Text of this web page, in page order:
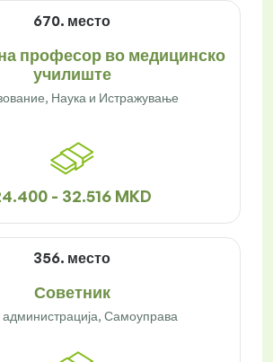
670. место
професор во медицинско
училиште
Наука и Истражување
- 32.516 MKD
356. место
Советник
администрација, Самоуправа